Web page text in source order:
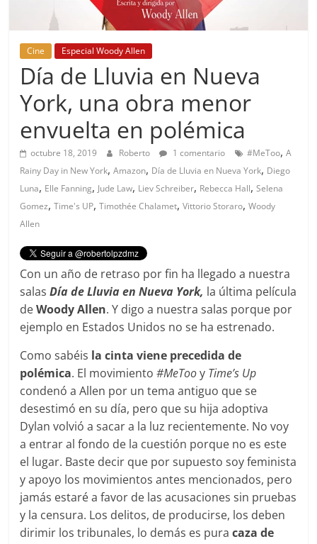
Cine Especial Woody Allen
Día de Lluvia en Nueva
York, una obra menor
envuelta en polémica
octubre 18, 2019 Roberto 1 comentario #MeToo,A
Rainy Day in New York,Amazon, Día de Lluvia en Nueva York, Diego
Luna, Elle Fanning, Jude Law, Liev Schreiber, Rebecca Hall,Selena
Gomez,Time's UP,Timothée Chalamet,Vittorio Storaro,Woody
Allen
Con un año de retraso por fin ha llegado a nuestra
salasDía de Lluvia en Nueva York, la última película
deWoody Allen. Y digo a nuestra salas porque por
ejemplo en Estados Unidos no se ha estrenado.
Como sabéis la cinta viene precedida de
polémica. El movimiento#MeTooy Time’s Up
condenó a Allen por un tema antiguo que se
desestimó en su día, pero que su hija adoptiva
Dylan volvió a sacar a la luz recientemente. No voy
a entrar al fondo de la cuestión porque no es este
el lugar. Baste decir que por supuesto soy feminista
y apoyo los movimientos antes mencionados, pero
jamás estaré a favor de las acusaciones sin pruebas
y la censura. Los delitos, de producirse, los deben
dirimir los tribunales, lo demás es puracaza de